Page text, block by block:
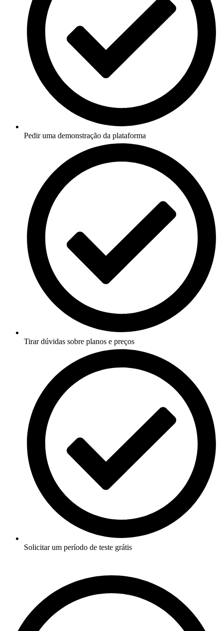
Pedir uma demonstração da plataforma
Tirar dúvidas sobre planos e preços
Solicitar um período de teste grátis